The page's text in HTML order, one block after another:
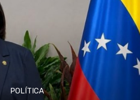
POLÍTICA